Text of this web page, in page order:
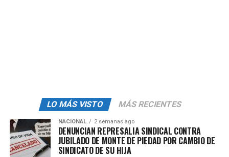
LO MÁS VISTO MÁS RECIENTES
NACIONAL 2 semanas ago
DENUNCIAN REPRESALIA SINDICAL CONTRA
JUBILADO DE MONTE DE PIEDAD POR CAMBIO DE
SINDICATO DE SU HIJA